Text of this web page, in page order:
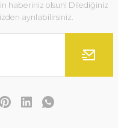
haberiniz olsun! Dilediğiniz
ayrılabilirsiniz.